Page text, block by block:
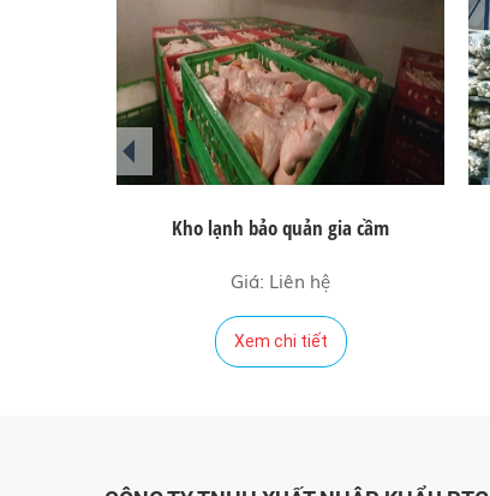
Kho lạnh bảo quản gia cầm
Giá: Liên hệ
Xem chi tiết
prev